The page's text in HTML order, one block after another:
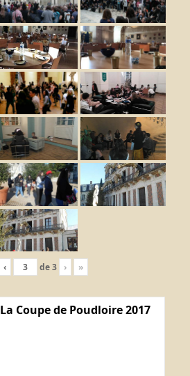
‹ de3 › »
La Coupe de Poudloire 2017